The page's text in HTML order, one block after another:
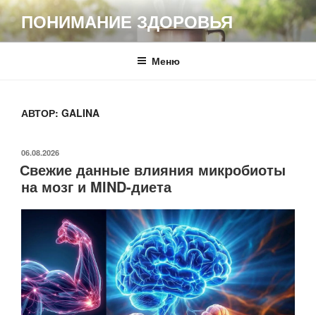
Перейти
к
содержимому
ПОНИМАНИЕ ЗДОРОВЬЯ
Меню
АВТОР: GALINA
ОПУБЛИКОВАНО
06.08.2026
Свежие данные влияния микробиоты
на мозг и MIND-диета